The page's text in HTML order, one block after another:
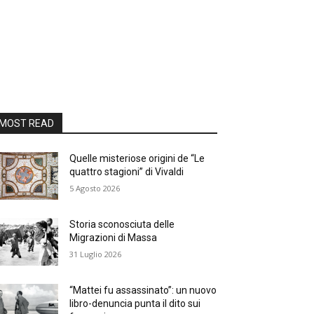
READ
Quelle misteriose origini de “Le
quattro stagioni” di Vivaldi
5 Agosto 2026
Storia sconosciuta delle
Migrazioni di Massa
31 Luglio 2026
“Mattei fu assassinato”: un nuovo
libro-denuncia punta il dito sui